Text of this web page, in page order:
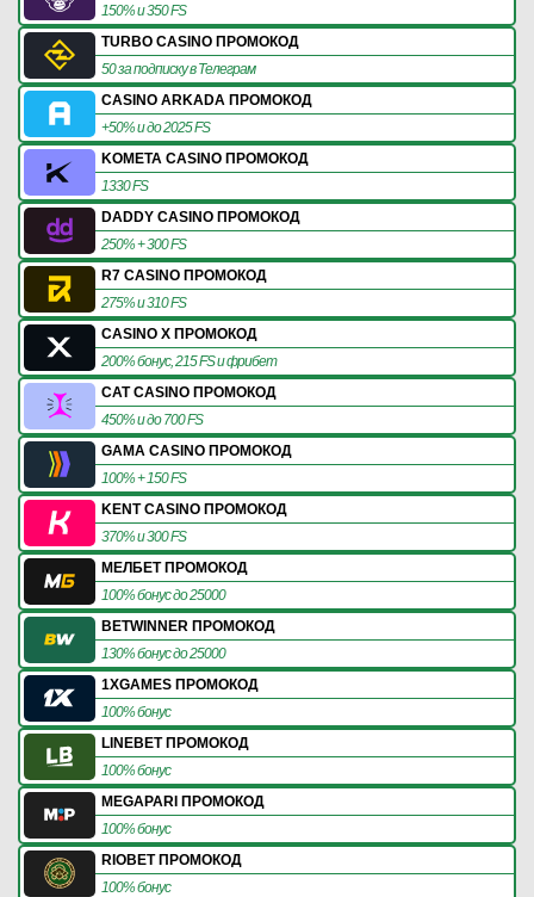
150% и 350 FS
TURBO CASINO ПРОМОКОД
50 за подписку в Телеграм
CASINO ARKADA ПРОМОКОД
+50% и до 2025 FS
KOMETA CASINO ПРОМОКОД
1330 FS
DADDY CASINO ПРОМОКОД
250% + 300 FS
R7 CASINO ПРОМОКОД
275% и 310 FS
CASINO X ПРОМОКОД
200% бонус, 215 FS и фрибет
CAT CASINO ПРОМОКОД
450% и до 700 FS
GAMA CASINO ПРОМОКОД
100% + 150 FS
KENT CASINO ПРОМОКОД
370% и 300 FS
МЕЛБЕТ ПРОМОКОД
100% бонус до 25000
BETWINNER ПРОМОКОД
130% бонус до 25000
1XGAMES ПРОМОКОД
100% бонус
LINEBET ПРОМОКОД
100% бонус
MEGAPARI ПРОМОКОД
100% бонус
RIOBET ПРОМОКОД
100% бонус